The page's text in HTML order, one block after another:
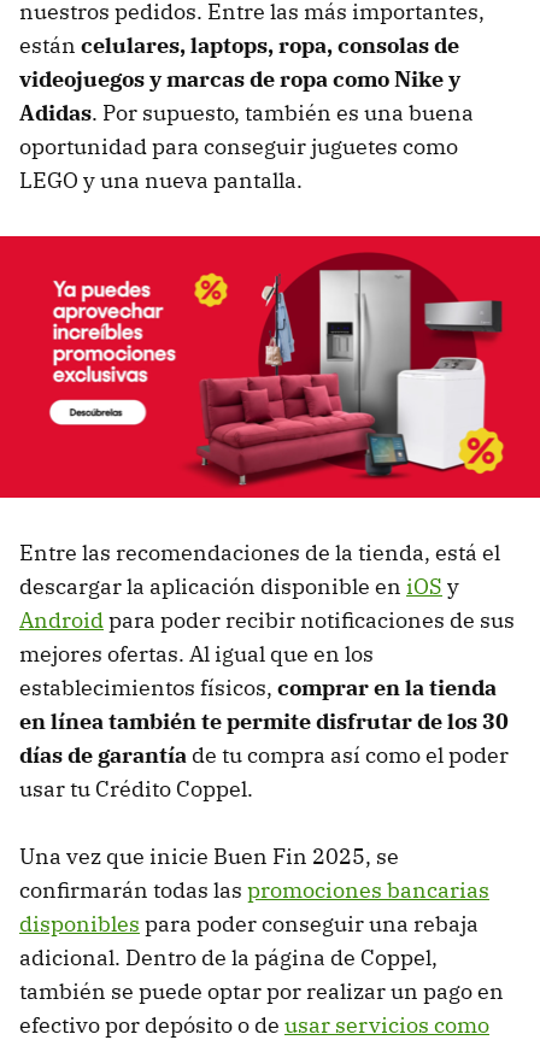
nuestros pedidos. Entre las más importantes,
están celulares, laptops, ropa, consolas de
videojuegos y marcas de ropa como Nike y
Adidas. Por supuesto, también es una buena
oportunidad para conseguir juguetes como
LEGO y una nueva pantalla.
Entre las recomendaciones de la tienda, está el
descargar la aplicación disponible en iOS y
Android para poder recibir notificaciones de sus
mejores ofertas. Al igual que en los
establecimientos físicos, comprar en la tienda
en línea también te permite disfrutar de los 30
días de garantía de tu compra así como el poder
usar tu Crédito Coppel.
Una vez que inicie Buen Fin 2025, se
confirmarán todas las promociones bancarias
disponibles para poder conseguir una rebaja
adicional. Dentro de la página de Coppel,
también se puede optar por realizar un pago en
efectivo por depósito o de usar servicios como